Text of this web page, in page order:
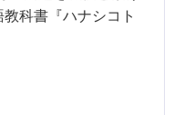
科書『ハナシコト